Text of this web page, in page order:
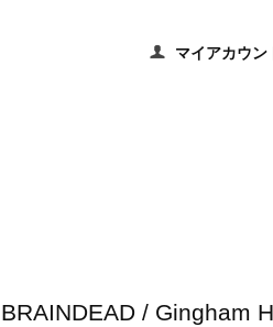
マイアカウン
BRAINDEAD / Gingham